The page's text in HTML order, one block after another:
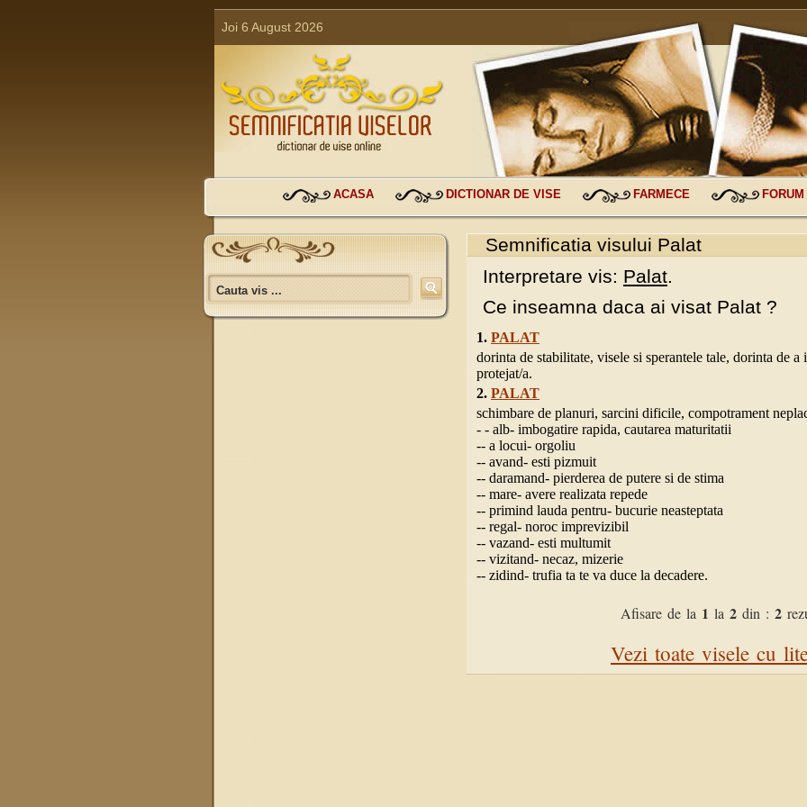
Joi 6 August 2026
ACASA DICTIONAR DE VISE FARMECE FORUM
Semnificatia visului Palat
Interpretare vis: Palat.
Ce inseamna daca ai visat Palat ?
1. PALAT
dorinta de stabilitate, visele si sperantele tale, dorinta de
protejat/a.
2. PALAT
schimbare de planuri, sarcini dificile, compotrament
- - alb- imbogatire rapida, cautarea maturitatii
-- a locui- orgoliu
-- avand- esti pizmuit
-- daramand- pierderea de putere si de stima
-- mare- avere realizata repede
-- primind lauda pentru- bucurie neasteptata
-- regal- noroc imprevizibil
-- vazand- esti multumit
-- vizitand- necaz, mizerie
-- zidind- trufia ta te va duce la decadere.
Afisare de la 1 la 2din : 2
Vezi toate visele cu